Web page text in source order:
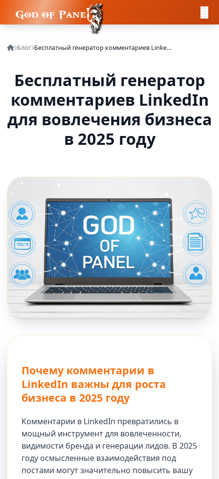
Блог Бесплатный генератор комментариев LinkedIn для вовлечения бизнеса в 2025 году
Бесплатный генератор
комментариев LinkedIn
для вовлечения бизнеса
в 2025 году
Почему комментарии в
LinkedIn важны для роста
бизнеса в 2025 году
Комментарии в LinkedIn превратились в
мощный инструмент для вовлеченности,
видимости бренда и генерации лидов. В 2025
году осмысленные взаимодействия под
постами могут значительно повысить вашу